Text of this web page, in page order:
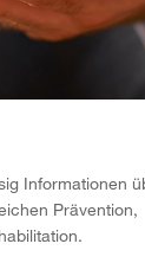
Informationen
Prävention,